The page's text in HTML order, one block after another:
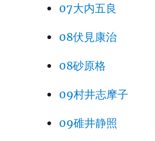
07大内五良
08伏見康治
08砂原格
09村井志摩子
09碓井静照